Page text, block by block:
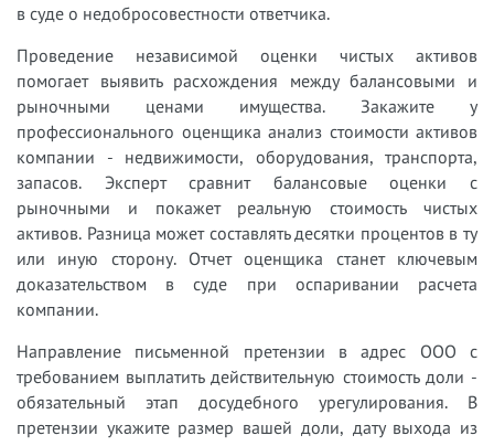
в суде о недобросовестности ответчика.
Проведение независимой оценки чистых активов
помогает выявить расхождения между балансовыми и
рыночными ценами имущества. Закажите у
профессионального оценщика анализ стоимости активов
компании - недвижимости, оборудования, транспорта,
запасов. Эксперт сравнит балансовые оценки с
рыночными и покажет реальную стоимость чистых
активов. Разница может составлять десятки процентов в ту
или иную сторону. Отчет оценщика станет ключевым
доказательством в суде при оспаривании расчета
компании.
Направление письменной претензии в адрес ООО с
требованием выплатить действительную стоимость доли -
обязательный этап досудебного урегулирования. В
претензии укажите размер вашей доли, дату выхода из